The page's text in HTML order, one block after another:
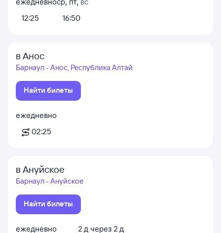
12:25
16:50
в Анос
Барнаул - Анос, Республика Алтай
Найти билеты
ежедневно
02:25
в Ануйское
Барнаул - Ануйское
Найти билеты
ежедневно
2 д через 2 д